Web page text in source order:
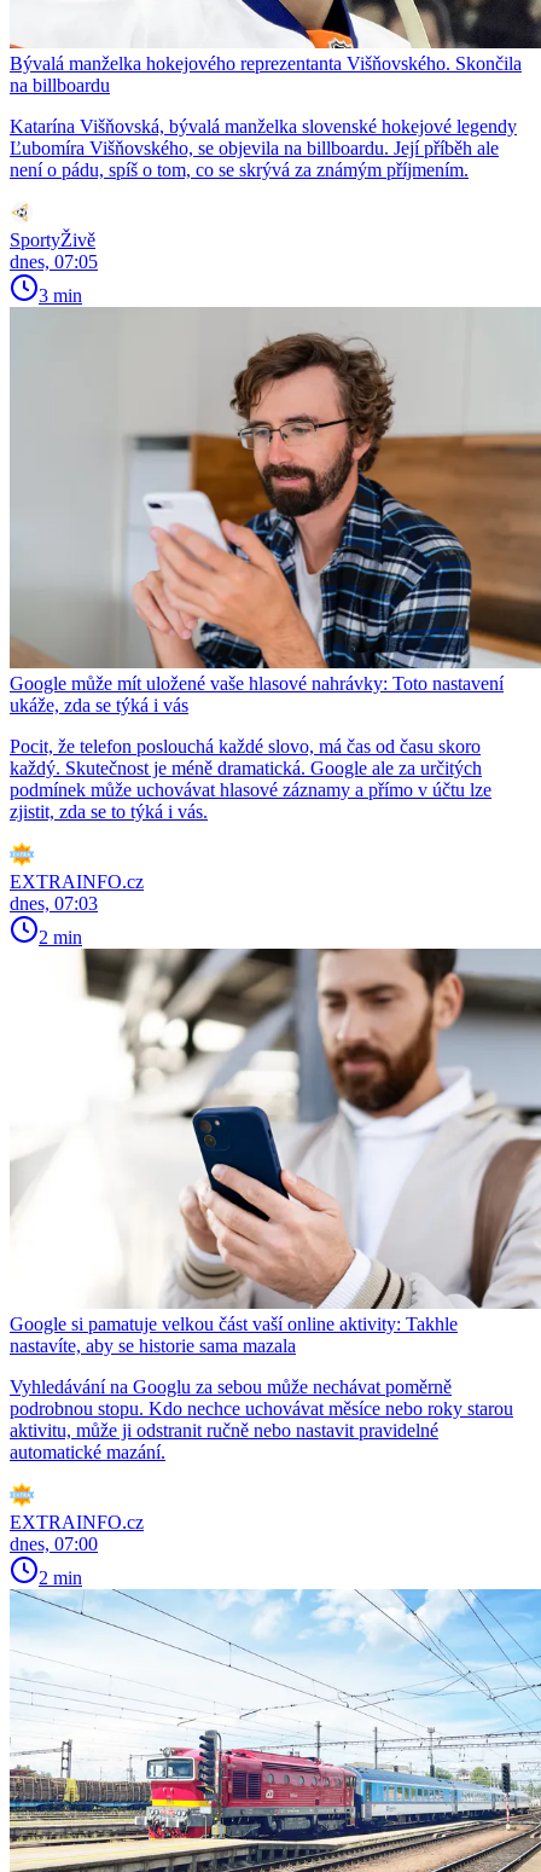
Bývalá manželka hokejového reprezentanta Višňovského. Skončila
na billboardu
Katarína Višňovská, bývalá manželka slovenské hokejové legendy
Ľubomíra Višňovského, se objevila na billboardu. Její příběh ale
není o pádu, spíš o tom, co se skrývá za známým příjmením.
SportyŽivě
dnes, 07:05
3 min
Google může mít uložené vaše hlasové nahrávky: Toto nastavení
ukáže, zda se týká i vás
Pocit, že telefon poslouchá každé slovo, má čas od času skoro
každý. Skutečnost je méně dramatická. Google ale za určitých
podmínek může uchovávat hlasové záznamy a přímo v účtu lze
zjistit, zda se to týká i vás.
EXTRAINFO.cz
dnes, 07:03
2 min
Google si pamatuje velkou část vaší online aktivity: Takhle
nastavíte, aby se historie sama mazala
Vyhledávání na Googlu za sebou může nechávat poměrně
podrobnou stopu. Kdo nechce uchovávat měsíce nebo roky starou
aktivitu, může ji odstranit ručně nebo nastavit pravidelné
automatické mazání.
EXTRAINFO.cz
dnes, 07:00
2 min